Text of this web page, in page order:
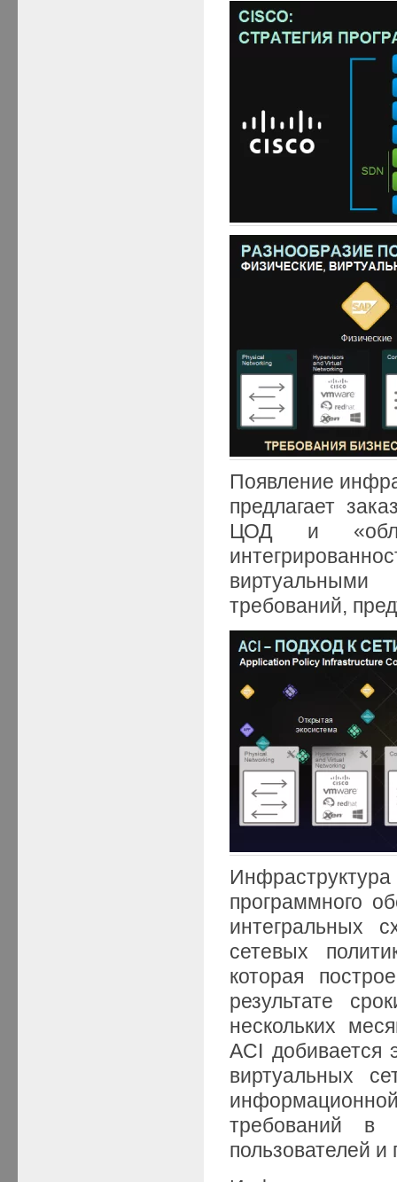
Появление
предлагает
ЦОД и
требований,
программного
интегральных
сетевых
которая
результате
нескольких
ACI добивается
виртуальных
требований в
пользователей